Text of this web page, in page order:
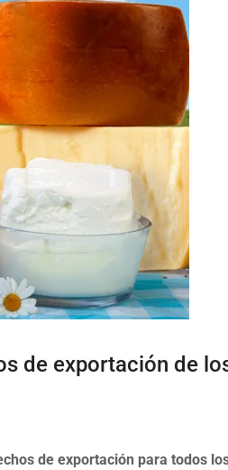
de exportación de
de exportación para todos